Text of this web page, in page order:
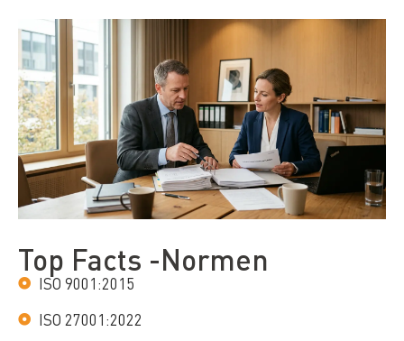
Top Facts -Normen
ISO 9001:2015
ISO 27001:2022